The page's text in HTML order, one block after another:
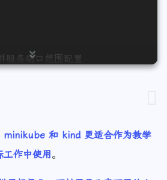
服务端口范围配置
置部署集群
minikube 和 kind 更适合作为教学
作中使用。